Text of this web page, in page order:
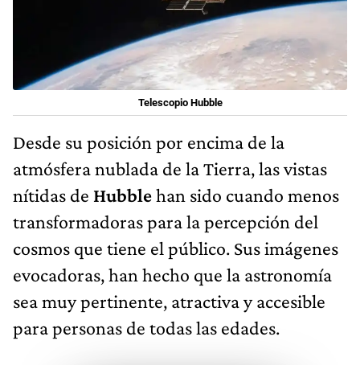
Telescopio Hubble
Desde su posición por encima de la
atmósfera nublada de la Tierra, las vistas
nítidas de Hubblehan sido cuando menos
transformadoras para la percepción del
cosmos que tiene el público. Sus imágenes
evocadoras, han hecho que la astronomía
sea muy pertinente, atractiva y accesible
para personas de todas las edades.